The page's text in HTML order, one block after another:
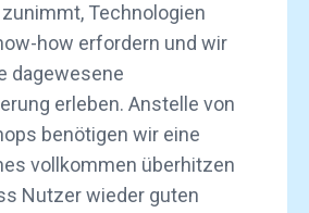
Technologien
how erfordern und wir
dagewesene
erleben. Anstelle von
benötigen wir eine
vollkommen überhitzen
Nutzer wieder guten